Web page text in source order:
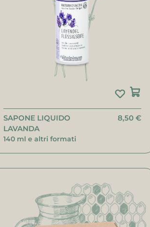
SAPONE LIQUIDO
LAVANDA
140 ml e altri formati
8,50 €